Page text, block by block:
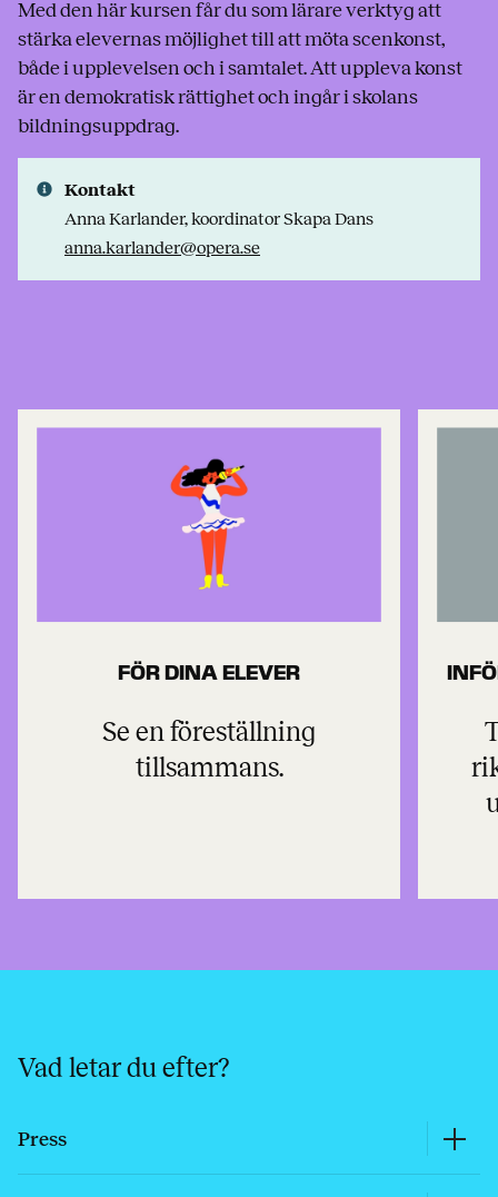
Med den här kursen får du som lärare verktyg att
stärka elevernas möjlighet till att möta scenkonst,
både i upplevelsen och i samtalet. Att uppleva konst
är en demokratisk rättighet och ingår i skolans
bildningsuppdrag.
Kontakt
Anna Karlander, koordinator Skapa Dans
anna.karlander@opera.se
FÖR DINA ELEVER
Se en föreställning
tillsammans.
Vad letar du efter?
Press